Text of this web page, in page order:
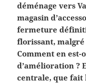
déménage vers
magasin
fermeture
florissant,
Comment en est-
d’amélioration ?
centrale, que fait